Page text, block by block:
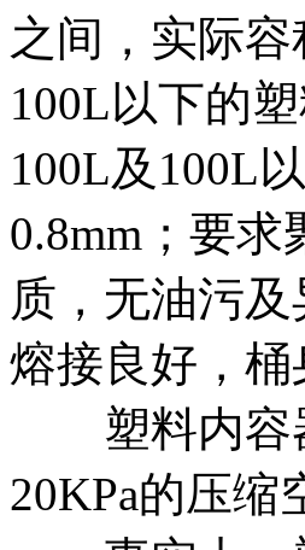
之间，实际
100L以下的
100L及100L
0.8mm；要
质，无油污
熔接良好，
塑料内容器
20KPa的压